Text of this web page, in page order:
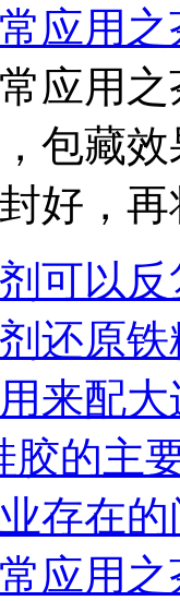
应用之
应用
包藏
好，再
可以
还原
来配
胶的主
存在
应用